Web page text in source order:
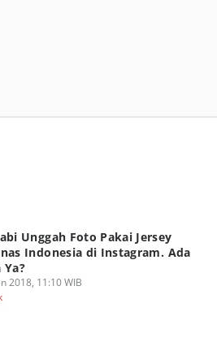
Unggah Foto Pakai Jersey
Indonesia di Instagram. Ada
Ya?
2018, 11:10 WIB